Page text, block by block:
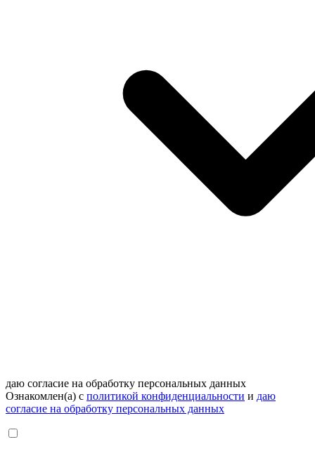
даю согласие на обработку персональных данных
Ознакомлен(а) с политикой конфиденциальности и даю
согласие на обработку персональных данных